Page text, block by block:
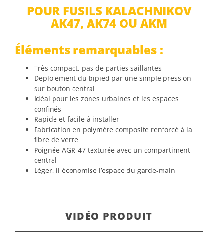
POUR FUSILS KALACHNIKOV
AK47, AK74 OU AKM
Éléments remarquables :
Très compact, pas de parties saillantes
Déploiement du bipied par une simple pression
sur bouton central
Idéal pour les zones urbaines et les espaces
confinés
Rapide et facile à installer
Fabrication en polymère composite renforcé à la
fibre de verre
Poignée AGR-47 texturée avec un compartiment
central
Léger, il économise l’espace du garde-main
VIDÉO PRODUIT